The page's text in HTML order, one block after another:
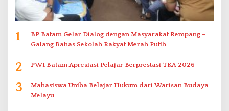
1
BP Batam Gelar Dialog dengan Masyarakat Rempang –
Galang Bahas Sekolah Rakyat Merah Putih
2 PWI Batam Apresiasi Pelajar Berprestasi TKA 2026
3
Mahasiswa Uniba Belajar Hukum dari Warisan Budaya
Melayu